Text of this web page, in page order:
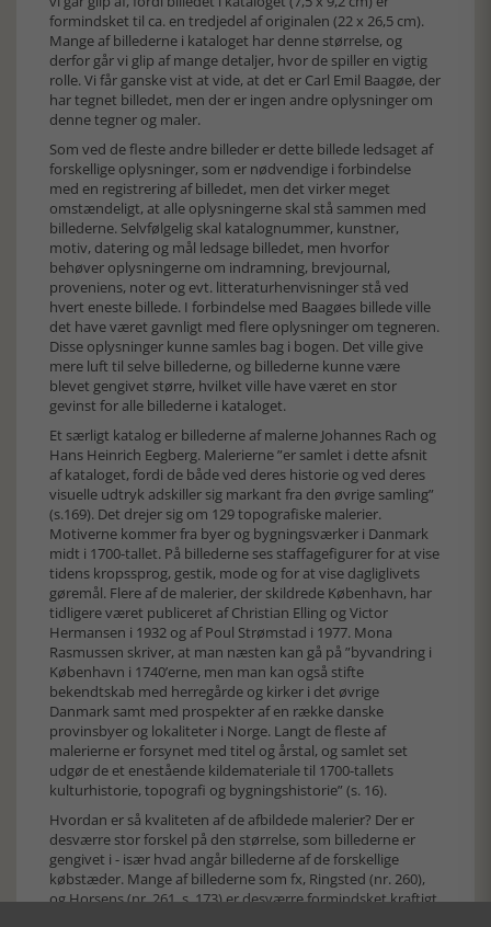
formindsket til ca. en tredjedel af originalen (22 x 26,5 cm).
Mange af billederne i kataloget har denne størrelse, og
derfor går vi glip af mange detaljer, hvor de spiller en vigtig
rolle. Vi får ganske vist at vide, at det er Carl Emil Baagøe, der
har tegnet billedet, men der er ingen andre oplysninger om
denne tegner og maler.
Som ved de fleste andre billeder er dette billede ledsaget af
forskellige oplysninger, som er nødvendige i forbindelse
med en registrering af billedet, men det virker meget
omstændeligt, at alle oplysningerne skal stå sammen med
billederne. Selvfølgelig skal katalognummer, kunstner,
motiv, datering og mål ledsage billedet, men hvorfor
behøver oplysningerne om indramning, brevjournal,
proveniens, noter og evt. litteraturhenvisninger stå ved
hvert eneste billede. I forbindelse med Baagøes billede ville
det have været gavnligt med flere oplysninger om tegneren.
Disse oplysninger kunne samles bag i bogen. Det ville give
mere luft til selve billederne, og billederne kunne være
blevet gengivet større, hvilket ville have været en stor
gevinst for alle billederne i kataloget.
Et særligt katalog er billederne af malerne Johannes Rach og
Hans Heinrich Eegberg. Malerierne ”er samlet i dette afsnit
af kataloget, fordi de både ved deres historie og ved deres
visuelle udtryk adskiller sig markant fra den øvrige samling”
(s.169). Det drejer sig om 129 topografiske malerier.
Motiverne kommer fra byer og bygningsværker i Danmark
midt i 1700-tallet. På billederne ses staffagefigurer for at vise
tidens kropssprog, gestik, mode og for at vise dagliglivets
gøremål. Flere af de malerier, der skildrede København, har
tidligere været publiceret af Christian Elling og Victor
Hermansen i 1932 og af Poul Strømstad i 1977. Mona
Rasmussen skriver, at man næsten kan gå på ”byvandring i
København i 1740’erne, men man kan også stifte
bekendtskab med herregårde og kirker i det øvrige
Danmark samt med prospekter af en række danske
provinsbyer og lokaliteter i Norge. Langt de fleste af
malerierne er forsynet med titel og årstal, og samlet set
udgør de et enestående kildemateriale til 1700-tallets
kulturhistorie, topografi og bygningshistorie” (s. 16).
Hvordan er så kvaliteten af de afbildede malerier? Der er
desværre stor forskel på den størrelse, som billederne er
gengivet i - især hvad angår billederne af de forskellige
købstæder. Mange af billederne som fx, Ringsted (nr. 260),
og Horsens (nr. 261, s. 173) er desværre formindsket kraftigt.